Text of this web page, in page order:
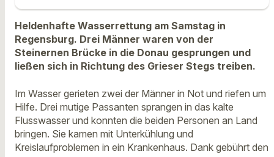
Heldenhafte Wasserrettung am Samstag in
Regensburg. Drei Männer waren von der
Steinernen Brücke in die Donau gesprungen und
ließen sich in Richtung des Grieser Stegs treiben.
Im Wasser gerieten zwei der Männer in Not und riefen um
Hilfe. Drei mutige Passanten sprangen in das kalte
Flusswasser und konnten die beiden Personen an Land
bringen. Sie kamen mit Unterkühlung und
Kreislaufproblemen in ein Krankenhaus. Dank gebührt den